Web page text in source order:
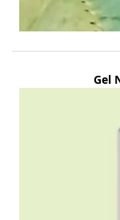
Gel